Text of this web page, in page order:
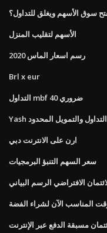
سوق الأسهم ويغلق للتداول؟
الأسهم لتقليب المنزل
رسم اسعار الماس 2020
Brl x eur
التداول mbf ضروري 40
Yash التداول والتمويل المحدود
ارن على الانترنت دبي
سعر السهم التنبؤ البرمجيات
الافتراضي الرسم البياني
المناسب الآن لشراء الفضة
مسبقة الدفع عبر الإنترنت